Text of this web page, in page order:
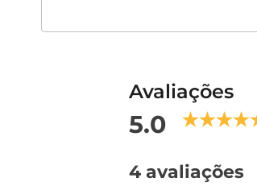
Avaliações
5.0
4 avaliações